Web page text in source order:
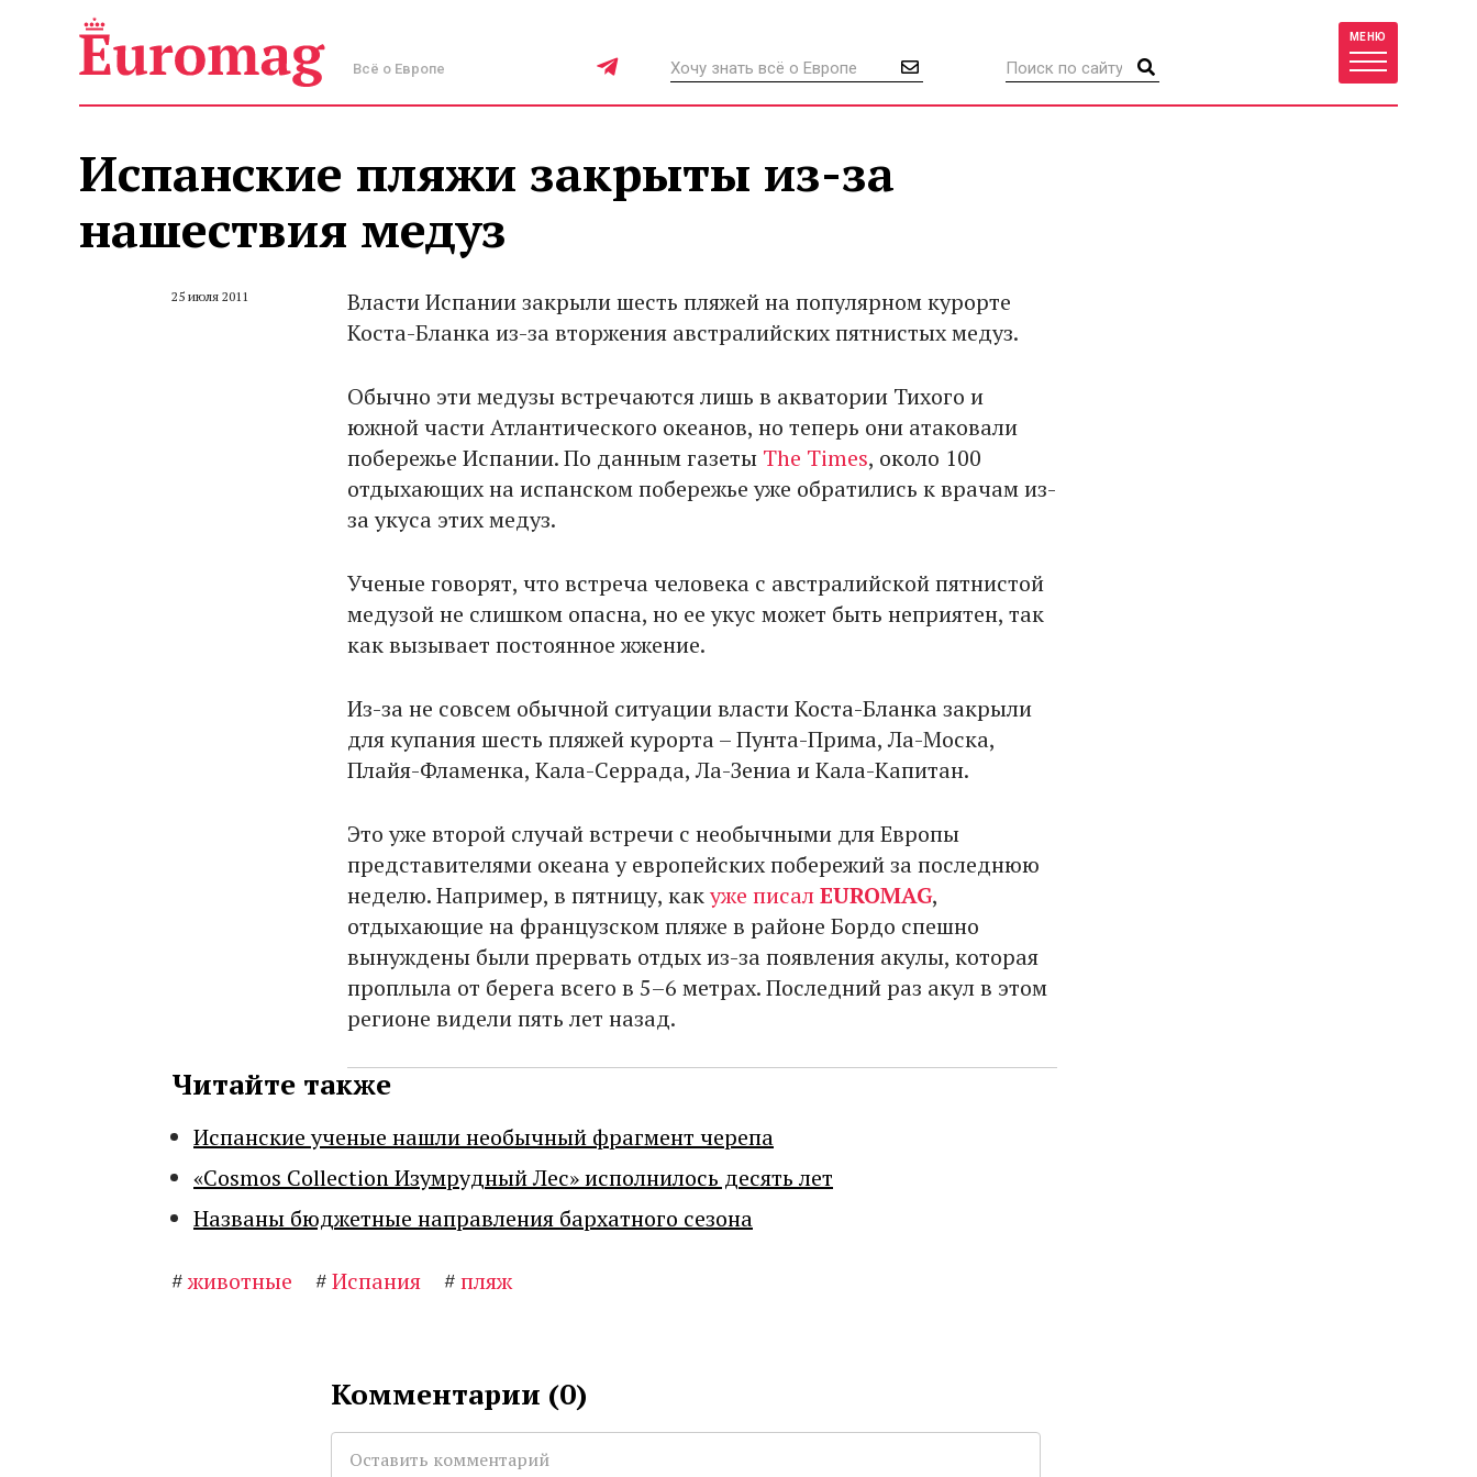
Всё о Европе
МЕНЮ
Испанские пляжи закрыты из-за
нашествия медуз
25 июля 2011
Власти Испании закрыли шесть пляжей на популярном курорте
Коста-Бланка из-за вторжения австралийских пятнистых медуз.
Обычно эти медузы встречаются лишь в акватории Тихого и
южной части Атлантического океанов, но теперь они атаковали
побережье Испании. По данным газеты The Times, около 100
отдыхающих на испанском побережье уже обратились к врачам из-
за укуса этих медуз.
Ученые говорят, что встреча человека с австралийской пятнистой
медузой не слишком опасна, но ее укус может быть неприятен, так
как вызывает постоянное жжение.
Из-за не совсем обычной ситуации власти Коста-Бланка закрыли
для купания шесть пляжей курорта – Пунта-Прима, Ла-Моска,
Плайя-Фламенка, Кала-Серрада, Ла-Зениа и Кала-Капитан.
Это уже второй случай встречи с необычными для Европы
представителями океана у европейских побережий за последнюю
неделю. Например, в пятницу, какуже писалEUROMAG,
отдыхающие на французском пляже в районе Бордо спешно
вынуждены были прервать отдых из-за появления акулы, которая
проплыла от берега всего в 5–6 метрах. Последний раз акул в этом
регионе видели пять лет назад.
Читайте также
Испанские ученые нашли необычный фрагмент черепа
«Cosmos Collection Изумрудный Лес» исполнилось десять лет
Названы бюджетные направления бархатного сезона
#животные #Испания #пляж
Комментарии (0)